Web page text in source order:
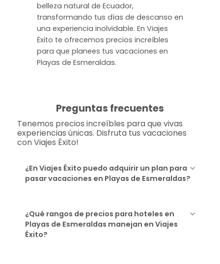
belleza natural de Ecuador,
transformando tus días de descanso en
una experiencia inolvidable. En Viajes
Ėxito te ofrecemos precios increíbles
para que planees tus vacaciones en
Playas de Esmeraldas.
Preguntas frecuentes
Tenemos precios increíbles para que vivas
experiencias únicas. Disfruta tus vacaciones
con Viajes Éxito!
¿En Viajes Éxito puedo adquirir un plan para
pasar vacaciones en Playas de Esmeraldas?
¿Qué rangos de precios para hoteles en
Playas de Esmeraldas manejan en Viajes
Éxito?